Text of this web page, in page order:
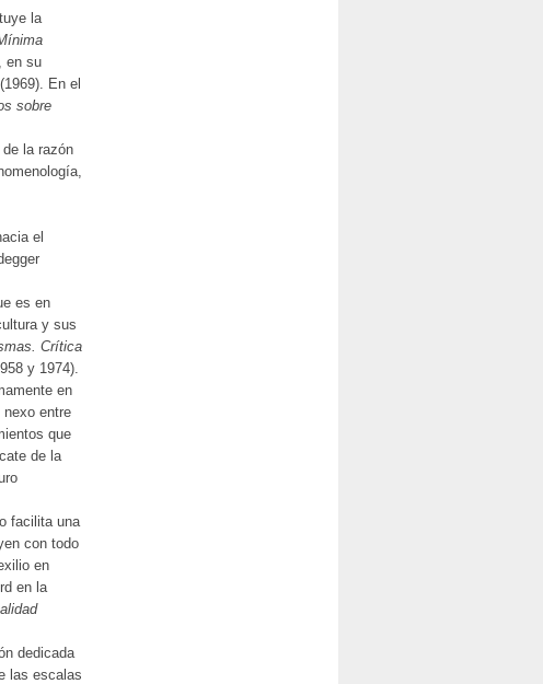
la
en su
(1969). En el
sobre
la razón
el
es en
y sus
Crítica
y 1974).
en
entre
que
de la
facilita una
con todo
en
en la
dedicada
las escalas